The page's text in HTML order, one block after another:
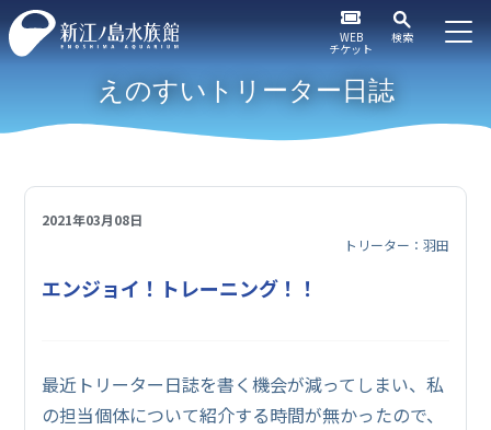
WEB
チケット
検索
えのすいトリーター日誌
2021年03月08日
トリーター：羽田
エンジョイ！トレーニング！！
最近トリーター日誌を書く機会が減ってしまい、私
の担当個体について紹介する時間が無かったので、